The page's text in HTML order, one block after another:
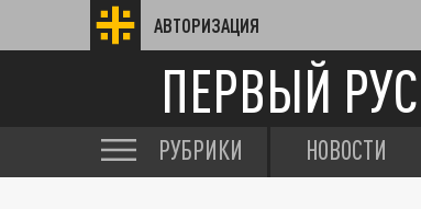
АВТОРИЗАЦИЯ
ПЕРВЫЙ
РУБРИКИ НОВОСТИ